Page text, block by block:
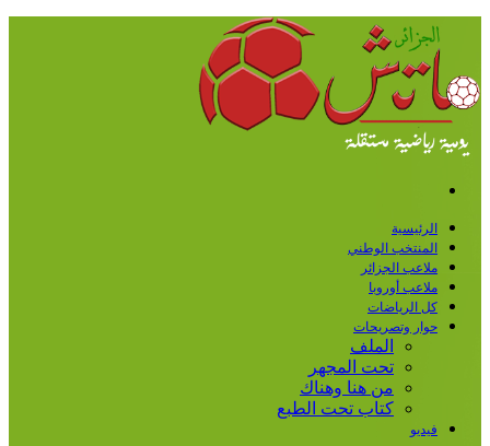
الرئيسية
المنتخب الوطني
ملاعب الجزائر
ملاعب أوروبا
كل الرياضات
حوار وتصريحات
الملف
تحت المجهر
من هنا وهناك
كتاب تحت الطبع
فيديو